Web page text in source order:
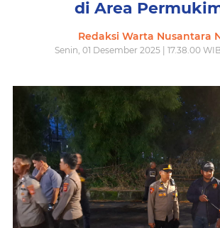
di Area
Redaksi Warta Nusantara
Senin, 01 Desember 2025 | 17.38.00 WIB